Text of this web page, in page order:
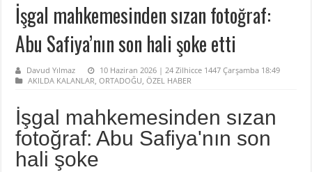
İşgal mahkemesinden sızan fotoğraf:
Abu Safiya’nın son hali şoke etti
Davud Yılmaz
10 Haziran 2026 | 24 Zilhicce 1447 Çarşamba 18:49
AKILDA KALANLAR,ORTADOĞU,ÖZEL HABER
İşgal mahkemesinden sızan
fotoğraf: Abu Safiya'nın son
hali şoke